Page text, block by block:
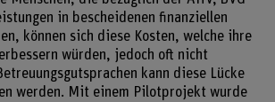
in bescheidenen finanziellen
können sich diese Kosten, welche ihre
würden, jedoch oft nicht
kann diese Lücke
werden. Mit einem Pilotprojekt wurde